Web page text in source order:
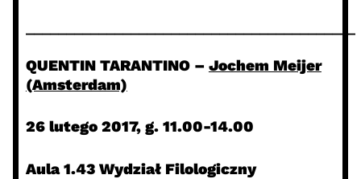
QUENTIN TARANTINO – Jochem Meijer
(Amsterdam)
26 lutego 2017, g. 11.00-14.00
Aula 1.43 Wydział Filologiczny